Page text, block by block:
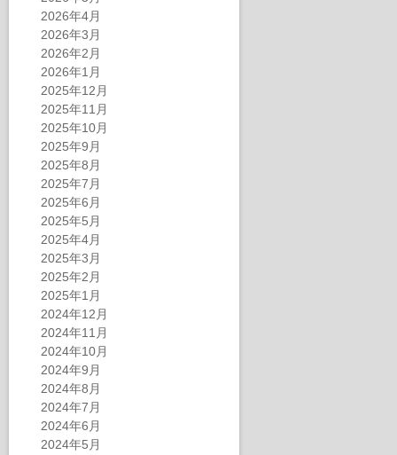
2026年4月
2026年3月
2026年2月
2026年1月
2025年12月
2025年11月
2025年10月
2025年9月
2025年8月
2025年7月
2025年6月
2025年5月
2025年4月
2025年3月
2025年2月
2025年1月
2024年12月
2024年11月
2024年10月
2024年9月
2024年8月
2024年7月
2024年6月
2024年5月